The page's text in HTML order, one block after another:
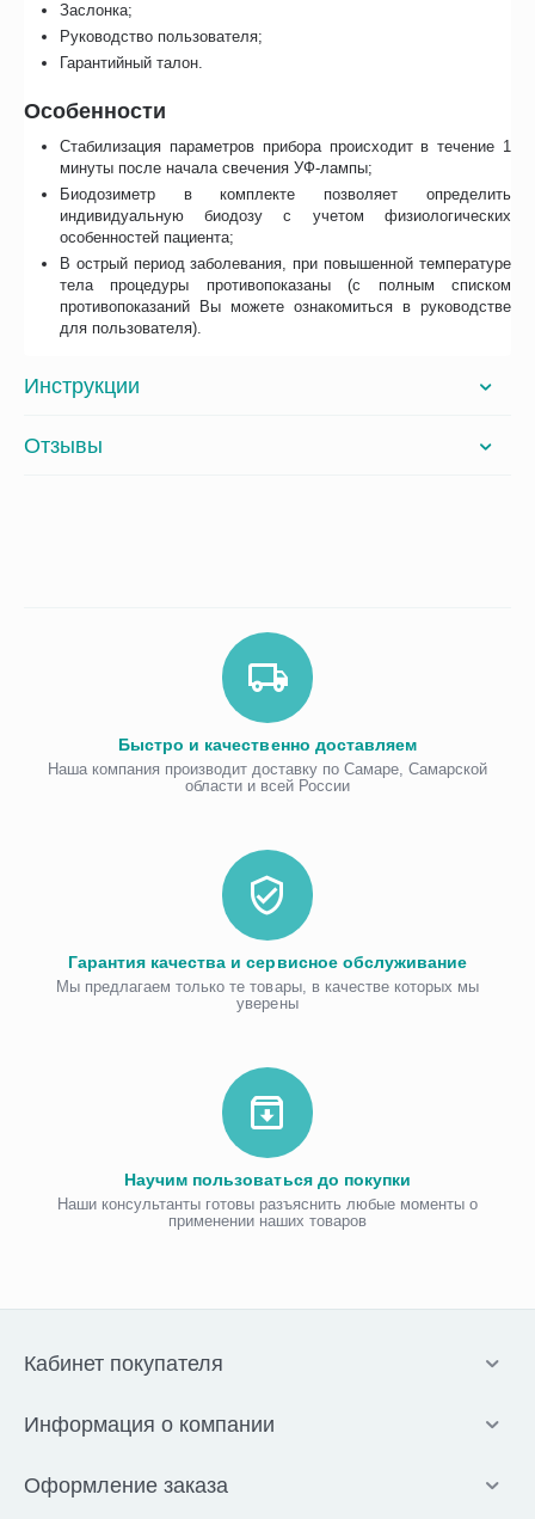
Заслонка;
Руководство пользователя;
Гарантийный талон.
Особенности
Стабилизация параметров прибора происходит в течение 1
минуты после начала свечения УФ-лампы;
Биодозиметр в комплекте позволяет определить
индивидуальную биодозу с учетом физиологических
особенностей пациента;
В острый период заболевания, при повышенной температуре
тела процедуры противопоказаны (с полным списком
противопоказаний Вы можете ознакомиться в руководстве
для пользователя).
Инструкции
Отзывы
Быстро и качественно доставляем
Наша компания производит доставку по Самаре, Самарской
области и всей России
Гарантия качества и сервисное обслуживание
Мы предлагаем только те товары, в качестве которых мы
уверены
Научим пользоваться до покупки
Наши консультанты готовы разъяснить любые моменты о
применении наших товаров
Кабинет покупателя
Информация о компании
Оформление заказа